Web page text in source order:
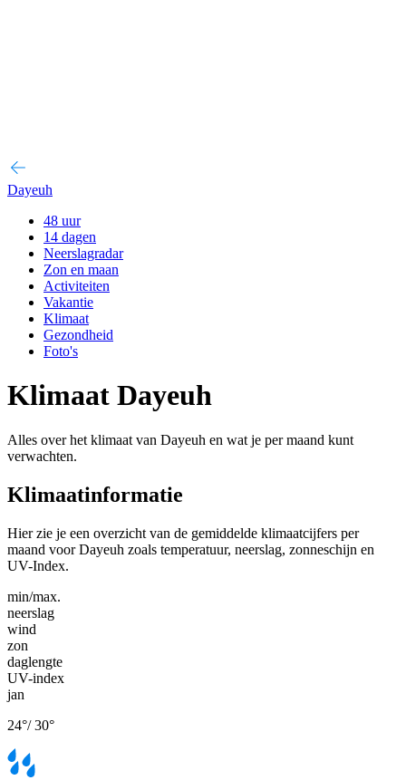
Dayeuh
48 uur
14 dagen
Neerslagradar
Zon en maan
Activiteiten
Vakantie
Klimaat
Gezondheid
Foto's
Klimaat Dayeuh
Alles over het klimaat van Dayeuh en wat je per maand kunt
verwachten.
Klimaatinformatie
Hier zie je een overzicht van de gemiddelde klimaatcijfers per
maand voor Dayeuh zoals temperatuur, neerslag, zonneschijn en
UV-Index.
min/max.
neerslag
wind
zon
daglengte
UV-index
jan
24°/30°